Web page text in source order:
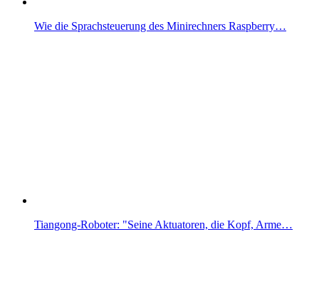
Wie die Sprachsteuerung des Minirechners Raspberry…
Tiangong-Roboter: "Seine Aktuatoren, die Kopf, Arme…